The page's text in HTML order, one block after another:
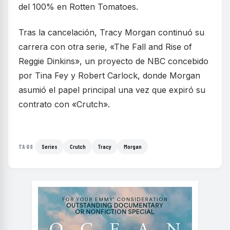
del 100% en Rotten Tomatoes.
Tras la cancelación, Tracy Morgan continuó su
carrera con otra serie, «The Fall and Rise of
Reggie Dinkins», un proyecto de NBC concebido
por Tina Fey y Robert Carlock, donde Morgan
asumió el papel principal una vez que expiró su
contrato con «Crutch».
TAGS Series Crutch Tracy Morgan